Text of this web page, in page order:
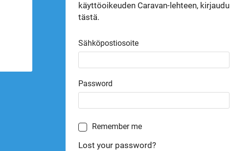
käyttöoikeuden Caravan-lehteen, kirjaudu
tästä.
Sähköpostiosoite
Password
Remember me
Lost your password?